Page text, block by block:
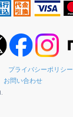
プライバシーポリシー
お問い合わせ